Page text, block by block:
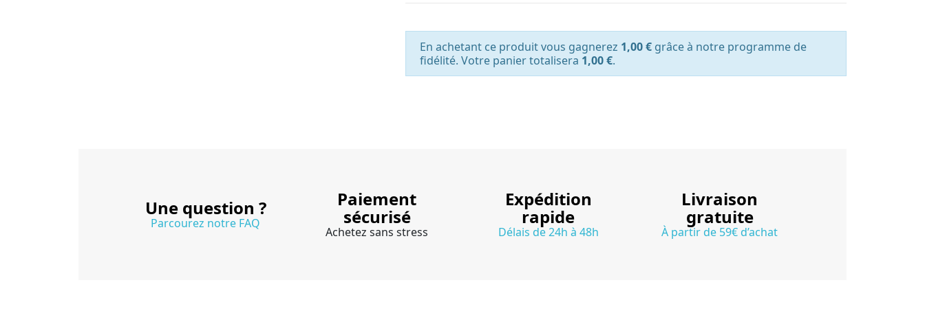
En achetant ce produit vous gagnerez 1,00 € grâce à notre programme de
fidélité. Votre panier totalisera 1,00 €.
Une question ?
Parcourez notre FAQ
Paiement
sécurisé
Achetez sans stress
Expédition
rapide
Délais de 24h à 48h
Livraison
gratuite
À partir de 59€ d’achat